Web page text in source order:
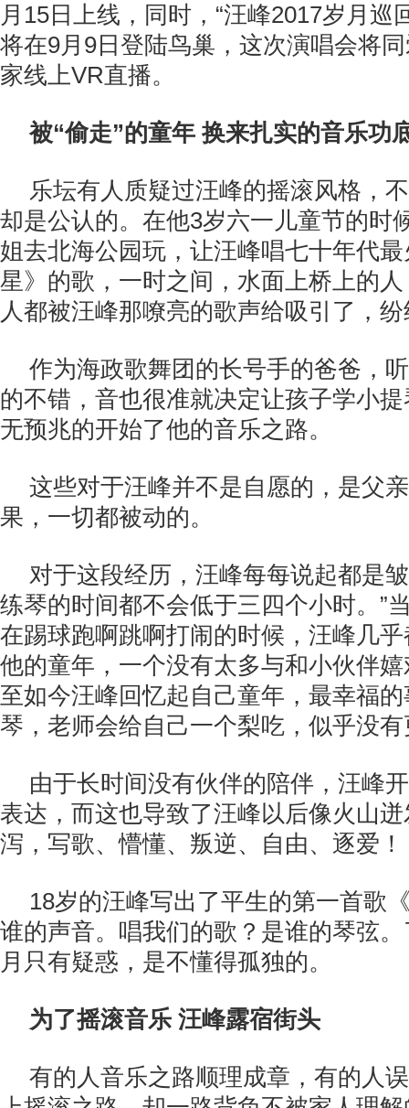
月15日上线，同时，“汪峰2017岁月巡
将在9月9日登陆鸟巢，这次演唱会将
家线上VR直播。
被“偷走”的童年 换来扎实的音乐功
乐坛有人质疑过汪峰的摇滚风格，
却是公认的。在他3岁六一儿童节的时
姐去北海公园玩，让汪峰唱七十年代
星》的歌，一时之间，水面上桥上的
人都被汪峰那嘹亮的歌声给吸引了，
作为海政歌舞团的长号手的爸爸，
的不错，音也很准就决定让孩子学小
无预兆的开始了他的音乐之路。
这些对于汪峰并不是自愿的，是父
果，一切都被动的。
对于这段经历，汪峰每每说起都是
练琴的时间都不会低于三四个小时。”
在踢球跑啊跳啊打闹的时候，汪峰几
他的童年，一个没有太多与和小伙伴
至如今汪峰回忆起自己童年，最幸福
琴，老师会给自己一个梨吃，似乎没
由于长时间没有伙伴的陪伴，汪峰
表达，而这也导致了汪峰以后像火山
泻，写歌、懵懂、叛逆、自由、逐爱！
18岁的汪峰写出了平生的第一首歌
谁的声音。唱我们的歌？是谁的琴弦
月只有疑惑，是不懂得孤独的。
为了摇滚音乐 汪峰露宿街头
有的人音乐之路顺理成章，有的人